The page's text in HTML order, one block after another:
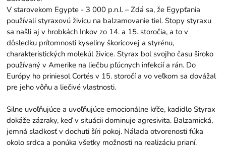
V starovekom Egypte - 3 000 p.n.l. – Zdá sa, že Egypťania
používali styraxovú živicu na balzamovanie tiel. Stopy styraxu
sa našli aj v hrobkách Inkov zo 14. a 15. storočia, a to v
dôsledku prítomnosti kyseliny škoricovej a styrénu,
charakteristických molekúl živice. Styrax bol svojho času široko
používaný v Amerike na liečbu pľúcnych infekcií a rán. Do
Európy ho priniesol Cortés v 15. storočí a vo veľkom sa dovážal
pre jeho vôňu a liečivé vlastnosti.
Silne uvoľňujúce a uvoľňujúce emocionálne kŕče, kadidlo Styrax
dokáže zázraky, keď v situácii dominuje agresivita. Balzamická,
jemná sladkosť v dochuti šíri pokoj. Nálada otvorenosti fúka
okolo srdca a ponúka všetky možnosti na realizáciu prianí.